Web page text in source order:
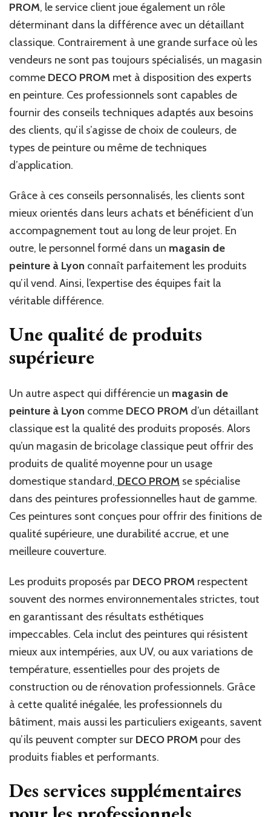
PROM, le service client joue également un rôle
déterminant dans la différence avec un détaillant
classique. Contrairement à une grande surface où les
vendeurs ne sont pas toujours spécialisés, un magasin
comme DECO PROM met à disposition des experts
en peinture. Ces professionnels sont capables de
fournir des conseils techniques adaptés aux besoins
des clients, qu’il s’agisse de choix de couleurs, de
types de peinture ou même de techniques
d’application.
Grâce à ces conseils personnalisés, les clients sont
mieux orientés dans leurs achats et bénéficient d’un
accompagnement tout au long de leur projet. En
outre, le personnel formé dans un magasin de
peinture à Lyon connaît parfaitement les produits
qu’il vend. Ainsi, l’expertise des équipes fait la
véritable différence.
Une qualité de produits
supérieure
Un autre aspect qui différencie un magasin de
peinture à Lyon comme DECO PROM d’un détaillant
classique est la qualité des produits proposés. Alors
qu’un magasin de bricolage classique peut offrir des
produits de qualité moyenne pour un usage
domestique standard, DECO PROM se spécialise
dans des peintures professionnelles haut de gamme.
Ces peintures sont conçues pour offrir des finitions de
qualité supérieure, une durabilité accrue, et une
meilleure couverture.
Les produits proposés par DECO PROM respectent
souvent des normes environnementales strictes, tout
en garantissant des résultats esthétiques
impeccables. Cela inclut des peintures qui résistent
mieux aux intempéries, aux UV, ou aux variations de
température, essentielles pour des projets de
construction ou de rénovation professionnels. Grâce
à cette qualité inégalée, les professionnels du
bâtiment, mais aussi les particuliers exigeants, savent
qu’ils peuvent compter sur DECO PROM pour des
produits fiables et performants.
Des services supplémentaires